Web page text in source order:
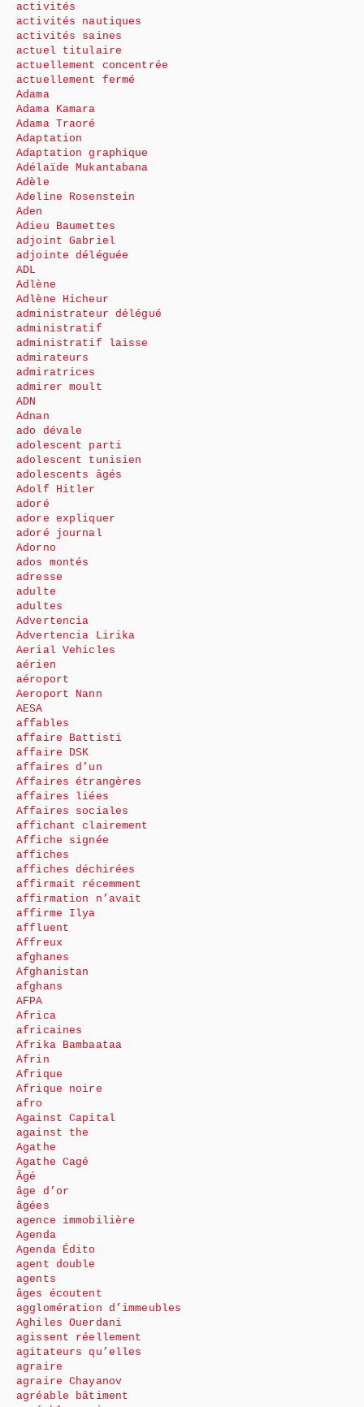
activités
activités nautiques
activités saines
actuel titulaire
actuellement concentrée
actuellement fermé
Adama
Adama Kamara
Adama Traoré
Adaptation
Adaptation graphique
Adélaïde Mukantabana
Adèle
Adeline Rosenstein
Aden
Adieu Baumettes
adjoint Gabriel
adjointe déléguée
ADL
Adlène
Adlène Hicheur
administrateur délégué
administratif
administratif laisse
admirateurs
admiratrices
admirer moult
ADN
Adnan
ado dévale
adolescent parti
adolescent tunisien
adolescents âgés
Adolf Hitler
adoré
adore expliquer
adoré journal
Adorno
ados montés
adresse
adulte
adultes
Advertencia
Advertencia Lirika
Aerial Vehicles
aérien
aéroport
Aeroport Nann
AESA
affables
affaire Battisti
affaire DSK
affaires d’un
Affaires étrangères
affaires liées
Affaires sociales
affichant clairement
Affiche signée
affiches
affiches déchirées
affirmait récemment
affirmation n’avait
affirme Ilya
affluent
Affreux
afghanes
Afghanistan
afghans
AFPA
Africa
africaines
Afrika Bambaataa
Afrin
Afrique
Afrique noire
afro
Against Capital
against the
Agathe
Agathe Cagé
Âgé
âge d’or
âgées
agence immobilière
Agenda
Agenda Édito
agent double
agents
âges écoutent
agglomération d’immeubles
Aghiles Ouerdani
agissent réellement
agitateurs qu’elles
agraire
agraire Chayanov
agréable bâtiment